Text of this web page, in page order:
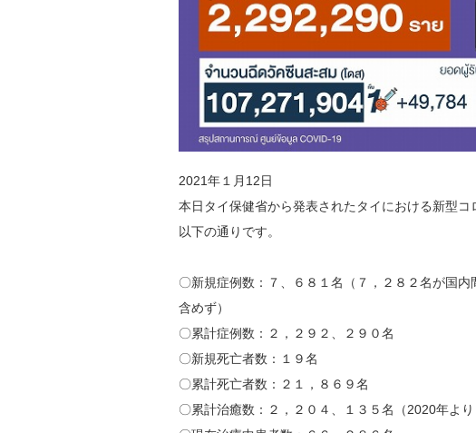
2021年１月12日
本日タイ保健省から発表されたタイにおける新型
以下の通りです。
〇新規症例数：７、６８１名（７，２８２名が国
含めず）
〇累計症例数：２，２９２、２９０名
〇新規死亡者数：１９名
〇累計死亡者数：２１，８６９名
〇累計治癒数：２，２０４、１３５名（2020年より